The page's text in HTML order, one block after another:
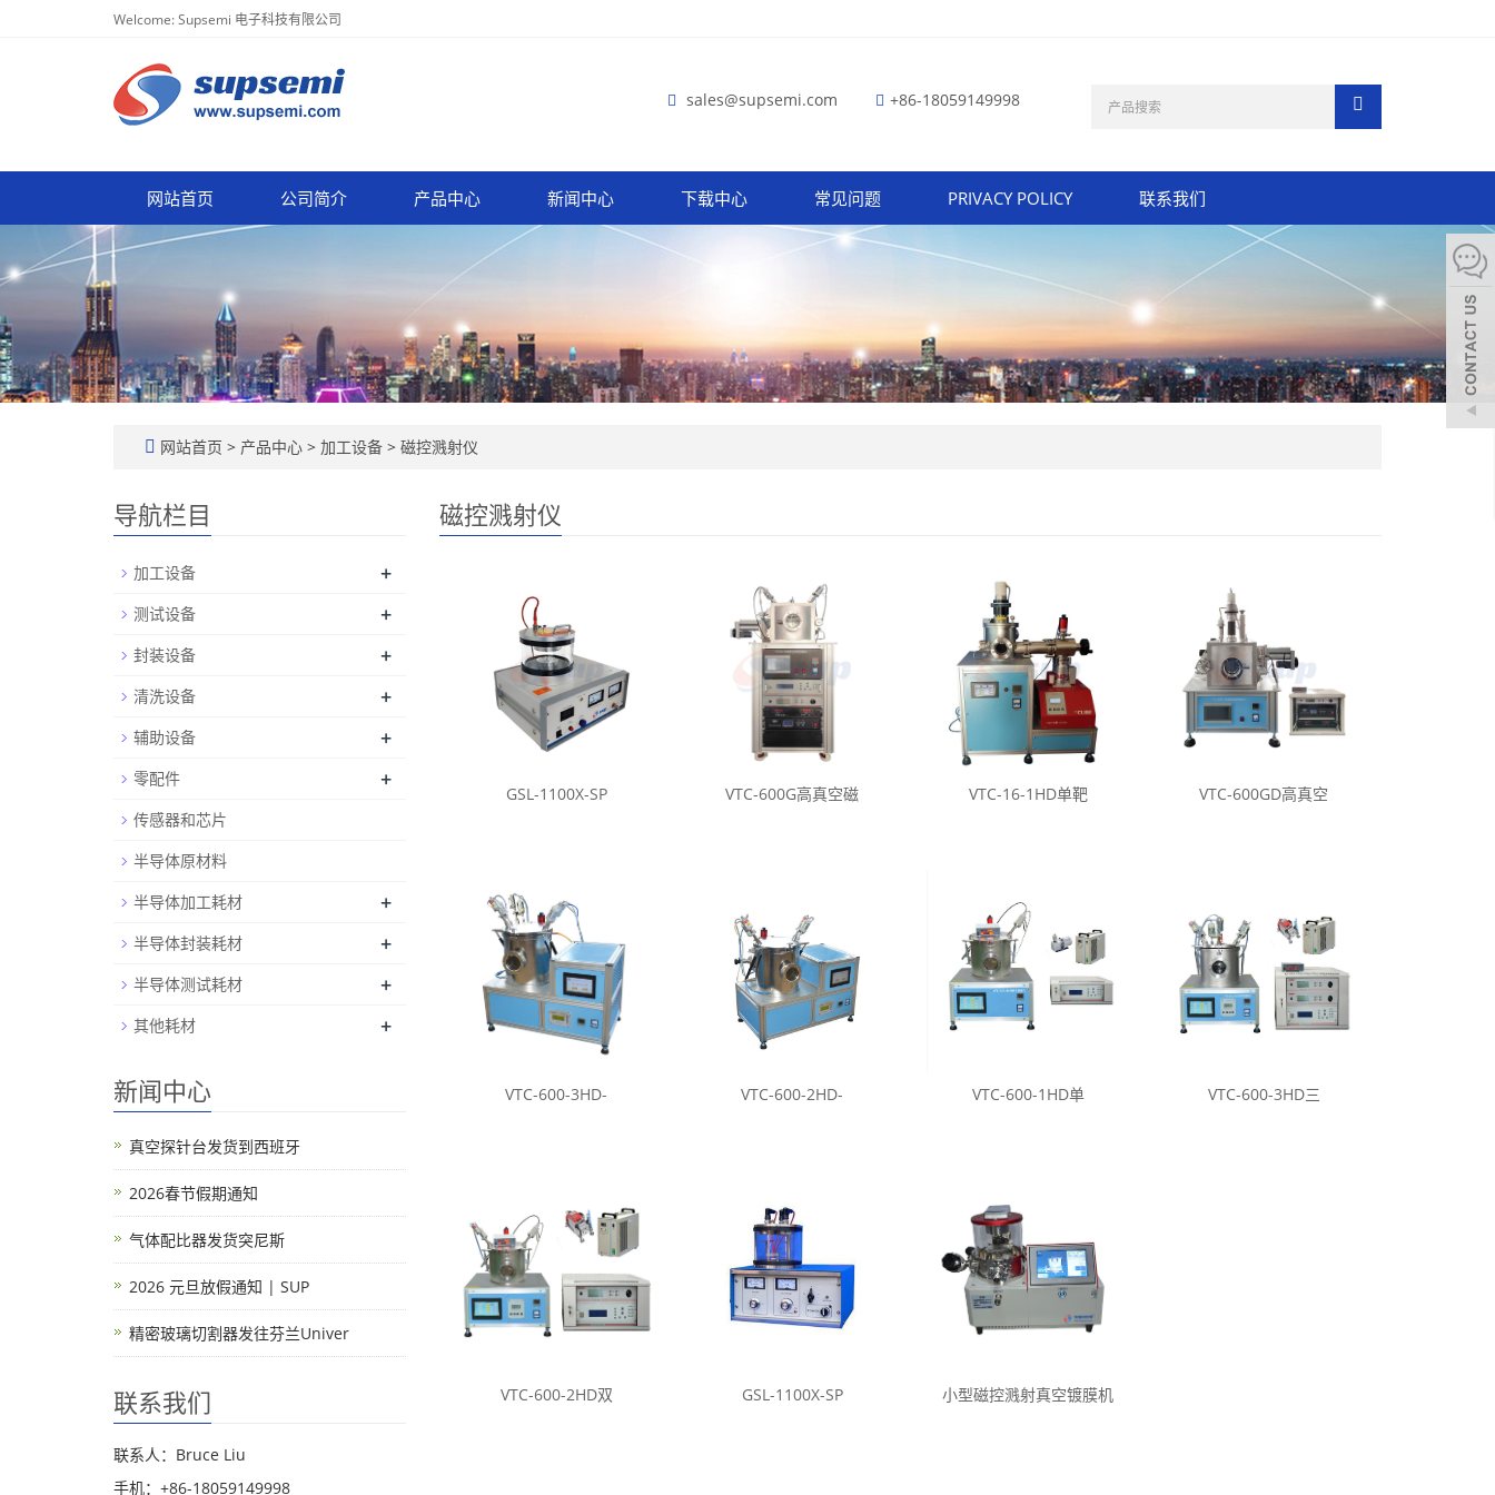
Welcome: Supsemi 电子科技有限公司
sales@supsemi.com +86-18059149998
网站首页 公司简介 产品中心 新闻中心 下载中心 常见问题 PRIVACY POLICY 联系我们
网站首页 > 产品中心 > 加工设备 > 磁控溅射仪
磁控溅射仪
GSL-1100X-SP VTC-600G高真空磁 VTC-16-1HD单靶 VTC-600GD高真空
VTC-600-3HD- VTC-600-2HD- VTC-600-1HD单 VTC-600-3HD三
VTC-600-2HD双 GSL-1100X-SP 小型磁控溅射真空镀膜机
导航栏目
加工设备 +
测试设备 +
封装设备 +
清洗设备 +
辅助设备 +
零配件 +
传感器和芯片
半导体原材料
半导体加工耗材
+
半导体封装耗材 +
半导体测试耗材 +
其他耗材 +
新闻中心
真空探针台发货到西班牙
2026春节假期通知
气体配比器发货突尼斯
2026 元旦放假通知 | SUP
精密玻璃切割器发往芬兰Univer
联系我们
联系人：Bruce Liu
手机：+86-18059149998